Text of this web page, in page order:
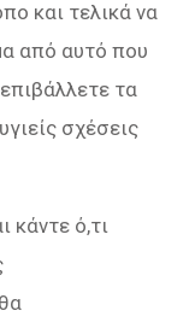
και τελικά να
από αυτό που
τα
σχέσεις
κάντε ό,τι